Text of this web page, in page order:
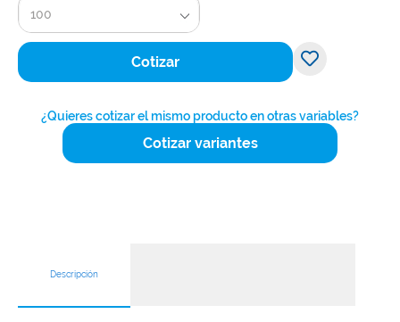
100
Cotizar
¿Quieres cotizar el mismo producto en otras variables?
Cotizar variantes
Descripción